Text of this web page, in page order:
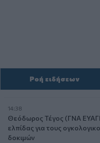
Ροή ειδήσεων
14:38
Θεόδωρος Τέγος (ΓΝΑ
ελπίδας για τους
δοκιμών